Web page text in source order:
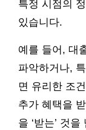
특정 시점의
있습니다.
예를 들어, 대
파악하거나,
면 유리한 조
추가 혜택을
을 ‘받는’ 것을